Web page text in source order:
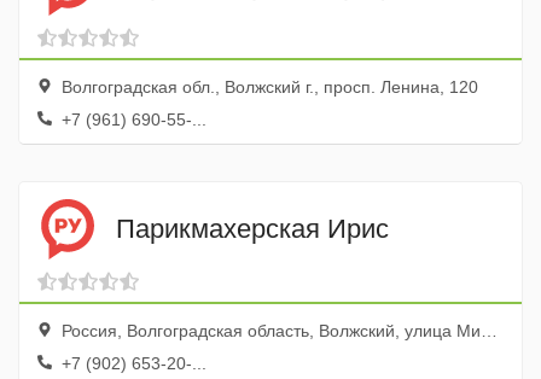
Волгоградская обл., Волжский г., просп. Ленина, 120
+7 (961) 690-55-...
Парикмахерская Ирис
Россия, Волгоградская область, Волжский, улица Мира, 63А
+7 (902) 653-20-...